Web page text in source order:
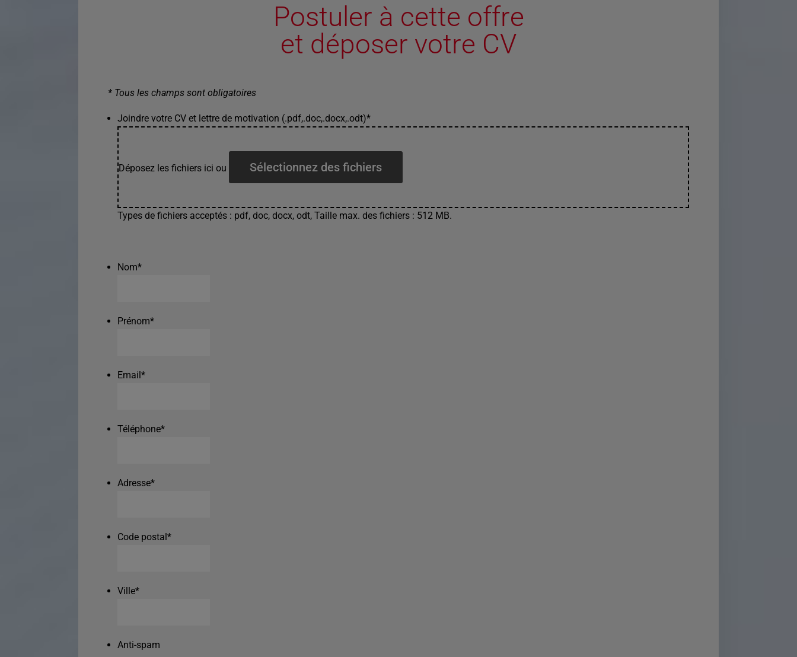
Postuler à cette offre
et déposer votre CV
* Tous les champs sont obligatoires
Joindre votre CV et lettre de motivation (.pdf,.doc,.docx,.odt)*
Déposez les fichiers ici ou Sélectionnez des fichiers
Types de fichiers acceptés : pdf, doc, docx, odt, Taille max. des fichiers : 512 MB.
Nom*
Prénom*
Email*
Téléphone*
Adresse*
Code postal*
Ville*
Anti-spam